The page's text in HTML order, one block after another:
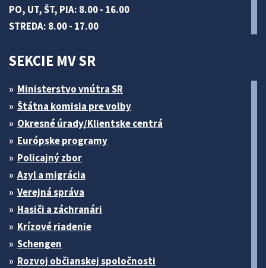
PO, UT, ŠT, PIA: 8.00 - 16.00
STREDA: 8.00 - 17.00
SEKCIE MV SR
Ministerstvo vnútra SR
Štátna komisia pre volby
Okresné úrady/Klientske centrá
Európske programy
Policajný zbor
Azyl a migrácia
Verejná správa
Hasiči a záchranári
Krízové riadenie
Schengen
Rozvoj občianskej spoločnosti